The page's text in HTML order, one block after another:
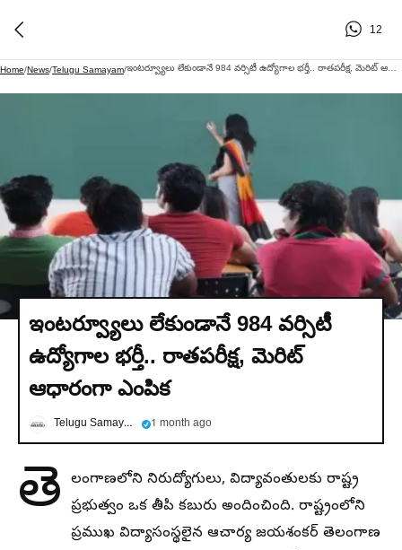
12
Home/News/Telugu Samayam/
ఇంటర్వ్యూలు లేకుండానే 984 వర్సిటీ
ఉద్యోగాల భర్తీ.. రాతపరీక్ష, మెరిట్
ఆధారంగా ఎంపిక
Telugu Samayam 1 month ago
తె లంగాణలోని నిరుద్యోగులు, విద్యావంతులకు రాష్ట్ర
ప్రభుత్వం ఒక తీపి కబురు అందించింది. రాష్ట్రంలోని
ప్రముఖ విద్యాసంస్థలైన ఆచార్య జయశంకర్‌ తెలంగాణ